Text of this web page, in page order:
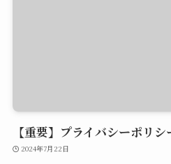
【重要】プライバシーポリ
2024年7月22日